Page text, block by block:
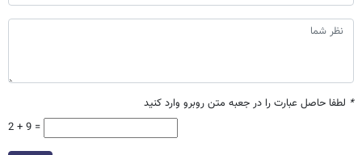
* لطفا حاصل عبارت را در جعبه متن روبرو وارد کنید
2 + 9 =